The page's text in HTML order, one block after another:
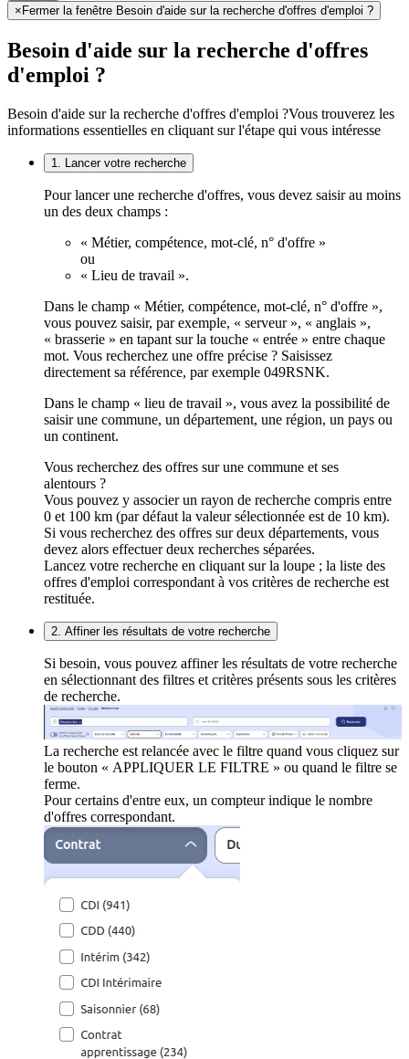
× Fermer la fenêtre Besoin d'aide sur la recherche d'offres d'emploi ?
Besoin d'aide sur la recherche d'offres
d'emploi ?
Besoin d'aide sur la recherche d'offres d'emploi ?Vous trouverez les
informations essentielles en cliquant sur l'étape qui vous intéresse
1. Lancer votre recherche
Pour lancer une recherche d'offres, vous devez saisir au moins
un des deux champs :
« Métier, compétence, mot-clé, n° d'offre »
ou
« Lieu de travail ».
Dans le champ « Métier, compétence, mot-clé, n° d'offre »,
vous pouvez saisir, par exemple, « serveur », « anglais »,
« brasserie » en tapant sur la touche « entrée » entre chaque
mot. Vous recherchez une offre précise ? Saisissez
directement sa référence, par exemple 049RSNK.
Dans le champ « lieu de travail », vous avez la possibilité de
saisir une commune, un département, une région, un pays ou
un continent.
Vous recherchez des offres sur une commune et ses
alentours ?
Vous pouvez y associer un rayon de recherche compris entre
0 et 100 km (par défaut la valeur sélectionnée est de 10 km).
Si vous recherchez des offres sur deux départements, vous
devez alors effectuer deux recherches séparées.
Lancez votre recherche en cliquant sur la loupe ; la liste des
offres d'emploi correspondant à vos critères de recherche est
restituée.
2. Affiner les résultats de votre recherche
Si besoin, vous pouvez affiner les résultats de votre recherche
en sélectionnant des filtres et critères présents sous les critères
de recherche.
La recherche est relancée avec le filtre quand vous cliquez sur
le bouton « APPLIQUER LE FILTRE » ou quand le filtre se
ferme.
Pour certains d'entre eux, un compteur indique le nombre
d'offres correspondant.